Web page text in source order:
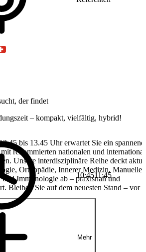
10:4511:45
der findet
– kompakt, vielfältig, hybrid!
bis 13.45 Uhr erwartet Sie ein
renommierten nationalen und
Unsere interdisziplinäre Reihe deckt
Orthopädie, Innerer Medizin, Manueller
Immunologie ab – praxisnah und
Bleiben Sie auf dem neuesten Stand – vor
Mehr